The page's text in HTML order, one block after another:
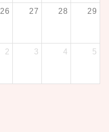
26 27 28 29
2 3 4 5